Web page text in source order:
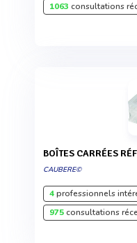
1063 consultations
BOÎTES CARRÉES
CAUBERE©
4professionnels
975consultations